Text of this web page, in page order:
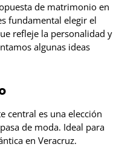
de matrimonio en
fundamental elegir el
refleje la personalidad y
algunas ideas
central es una elección
de moda. Ideal para
en Veracruz.